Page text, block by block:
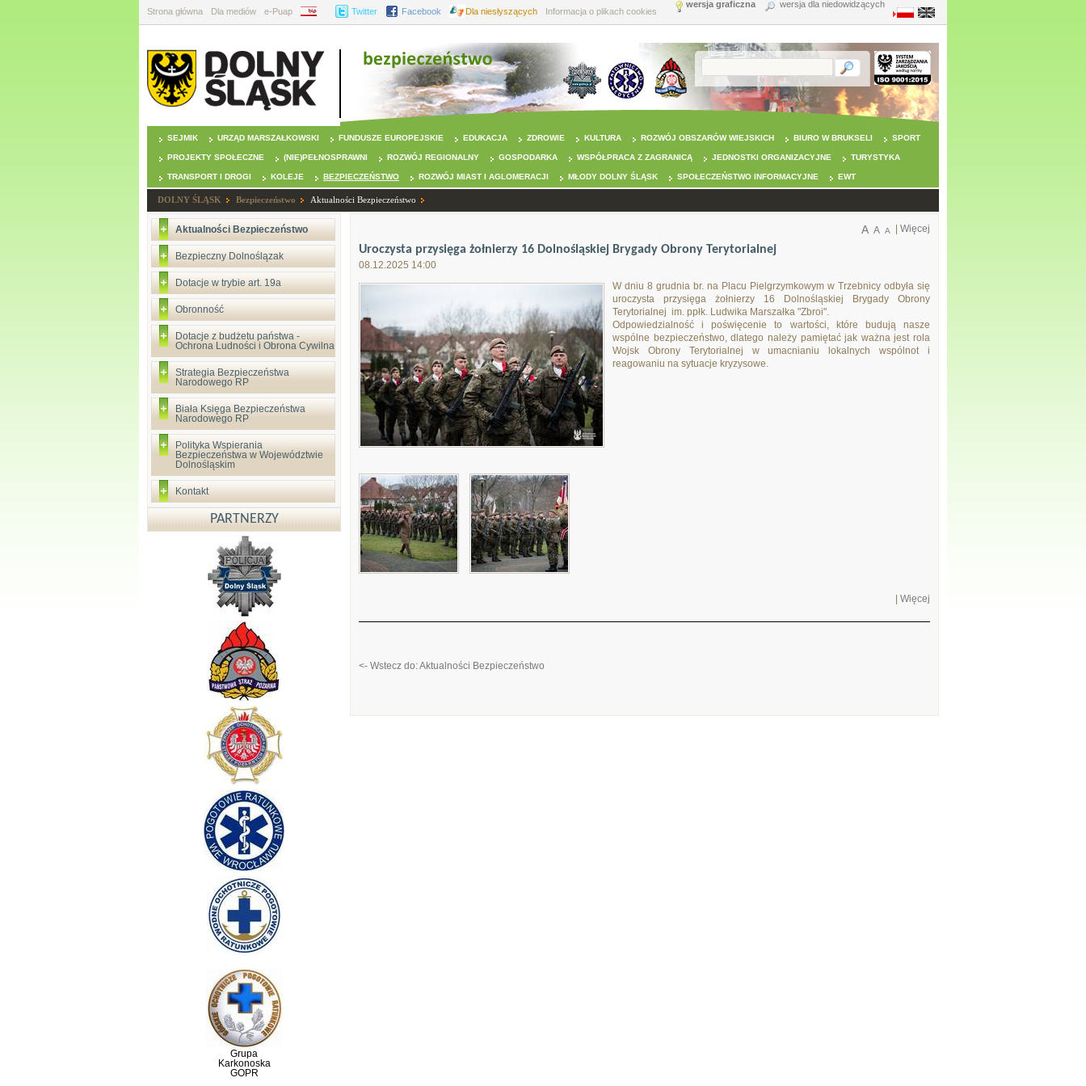
Strona główna Dla mediów e-Puap BIP Twitter Facebook Dla niesłyszących Informacja o plikach cookies
wersja graficzna wersja dla niedowidzących
SEJMIK URZĄD MARSZAŁKOWSKI FUNDUSZE EUROPEJSKIE EDUKACJA ZDROWIE KULTURA ROZWÓJ OBSZARÓW WIEJSKICH BIURO W BRUKSELI SPORT
PROJEKTY SPOŁECZNE (NIE)PEŁNOSPRAWNI ROZWÓJ REGIONALNY GOSPODARKA WSPÓŁPRACA Z ZAGRANICĄ JEDNOSTKI ORGANIZACYJNE TURYSTYKA
TRANSPORT I DROGI KOLEJE BEZPIECZEŃSTWO ROZWÓJ MIAST I AGLOMERACJI MŁODY DOLNY ŚLĄSK SPOŁECZEŃSTWO INFORMACYJNE EWT
DOLNY ŚLĄSK Bezpieczeństwo Aktualności Bezpieczeństwo
Aktualności Bezpieczeństwo
Bezpieczny Dolnoślązak
Dotacje w trybie art. 19a
Obronność
Dotacje z budżetu państwa -
Ochrona Ludności i Obrona Cywilna
Strategia Bezpieczeństwa
Narodowego RP
Biała Księga Bezpieczeństwa
Narodowego RP
Polityka Wspierania
Bezpieczeństwa w Województwie
Dolnośląskim
Kontakt
PARTNERZY
Grupa
Karkonoska
GOPR
Więcej
A A A
Uroczysta przysięga żołnierzy 16 Dolnośląskiej Brygady Obrony Terytorialnej
08.12.2025 14:00
W dniu 8 grudnia br. na Placu Pielgrzymkowym w Trzebnicy odbyła się
uroczysta przysięga żołnierzy 16 Dolnośląskiej Brygady Obrony
Terytorialnej im. ppłk. Ludwika Marszałka "Zbroi".
Odpowiedzialność i poświęcenie to wartości, które budują nasze
wspólne bezpieczeństwo, dlatego należy pamiętać jak ważna jest rola
Wojsk Obrony Terytorialnej w umacnianiu lokalnych wspólnot i
reagowaniu na sytuacje kryzysowe.
Więcej
<- Wstecz do: Aktualności Bezpieczeństwo